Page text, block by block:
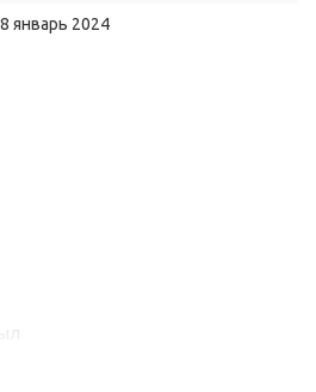
январь 2024